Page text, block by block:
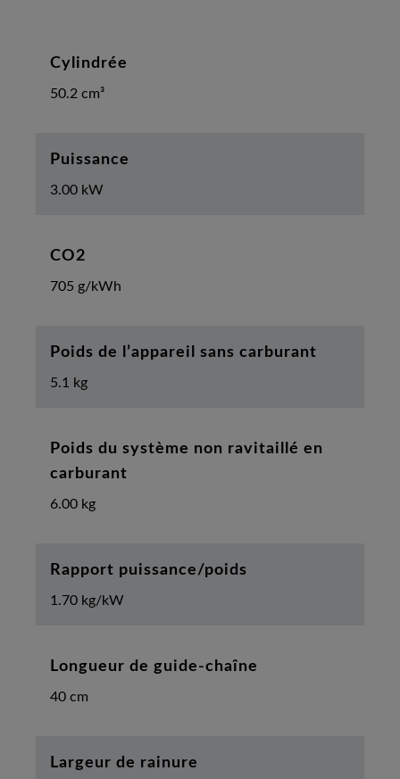
Cylindrée
50.2 cm³
Puissance
3.00 kW
CO2
705 g/kWh
Poids de l’appareil sans carburant
5.1 kg
Poids du système non ravitaillé en
carburant
6.00 kg
Rapport puissance/poids
1.70 kg/kW
Longueur de guide-chaîne
40 cm
Largeur de rainure